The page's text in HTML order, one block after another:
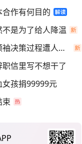
作有何目的
是为了给人降温
伊朗总统：最高领袖决策过程遭人利用
信里写不想干了
孩捐99999元
束